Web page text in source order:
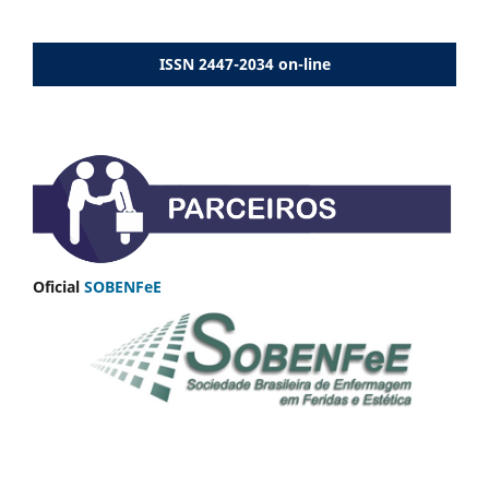
ISSN 2447-2034 on-line
Oficial SOBENFeE